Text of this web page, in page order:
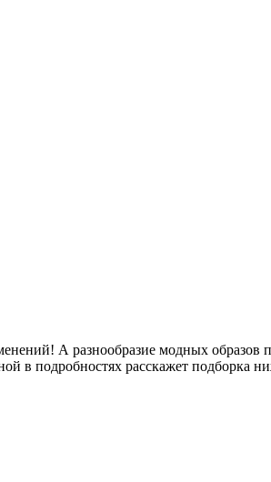
А разнообразие модных образов
в подробностях расскажет подборка